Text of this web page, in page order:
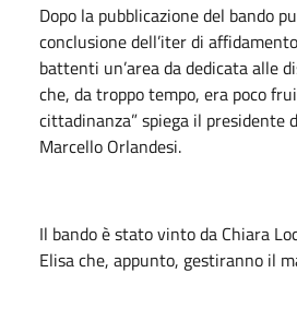
Dopo la pubblicazione del bando
conclusione dell’iter di
battenti un’area da dedicata alle
che, da troppo tempo, era poco
cittadinanza” spiega il presidente
Marcello Orlandesi.
Il bando è stato vinto da Chiara
Elisa che, appunto, gestiranno il